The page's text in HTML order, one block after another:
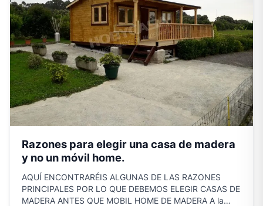
Razones para elegir una casa de madera
y no un móvil home.
AQUÍ ENCONTRARÉIS ALGUNAS DE LAS RAZONES
PRINCIPALES POR LO QUE DEBEMOS ELEGIR CASAS DE
MADERA ANTES QUE MOBIL HOME DE MADERA A la